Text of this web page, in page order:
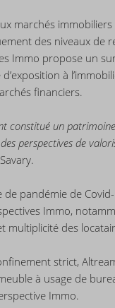
marchés
des niveaux
Immo propose un
d’exposition à
financiers.
constitué un
perspectives de
pandémie de
Immo,
multiplicité des
strict,
à usage de
Immo.